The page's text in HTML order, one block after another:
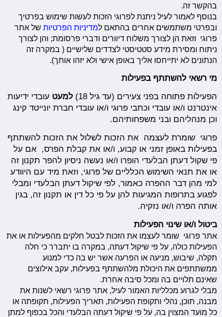
בהקשר זה.
בנוסף לאמור לעיל ניתנת לפרוגי הזכות לעשות שימוש בפרטיך
ובפרטי משתמשים אחרים בהתאם למדיניות הפרטיות של אתר
פרוגי וזאת הן לצורך משלוח דיוורים ודברי פרסומת; והן לצורך
ניתוח ומסירת מידע סטטיסטי לצדדים שלישיים ( במקרה זה
הנתונים לא יתייחסו אליך באופן אישי ולא יזהו אותך).
מי רשאי להשתתף בפעילות
הפעילות פתוחה בפני צעירים (עד גיל 18)
למעט עובדי ידיעות
אינטרנט ו/או עובדי וכתבי פרוגי ו/או עובדי חברת יונייטד קינג
וכן מנהליהם ובני משפחותיהם.
פרוגי שומרת לעצמה את הזכות לשלול את הזכות להשתתף
בפעילות באופן זמני או קבוע, ו/או את קבלת הפרס, אם על
פי שקול דעתן הבלעדי הופרו ו/או נעשה ניסיון להפר תקנון זה
או את תנאי השימוש הכלליים של פרוגי, וזאת מיד עם היוודע
למי מהן דבר ההפרה כאמור, לפי שיקול דעתן הבלעדי ומבלי
לפגוע בתרופות המגיעות להן על פי כל דין או תקנון זה, בגין
אותה הפרה ו/או נזקיה.
ביטול ו/או שינוי הפעילות
אתר פרוגי שומר לעצמו את הזכות לבטל חלקים מהפעילות או את
הפעילות כולה, על פי שיקול דעתה, במקרה בו יתברר כי חלה
תקלה, שיבוש, מניעה או הפרעה אשר יש בה כדי למנוע
ממשתתפים את היכולת מלהשתתף בפעילות, עקב אילוצים
שאינם תלויים בה ומכל סיבה אחרת.
מבלי לגרוע מכלליות האמור לעיל, אתר פרוגי רשאי לשנות את
מבנה, תוכן, נהלי ותקופת הפעילות, תאריך הפעילות, תקופתה או
כל מועד המצוין בה, על פי שיקול דעתה הבלעדי והכל בכפוף למתן